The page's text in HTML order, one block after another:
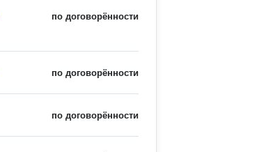
по договорённости
по договорённости
по договорённости